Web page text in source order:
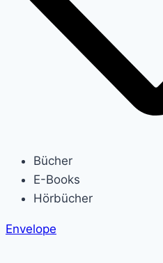
Bücher
E-Books
Hörbücher
Envelope